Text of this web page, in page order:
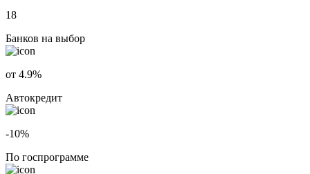
18
Банков на выбор
от 4.9%
Автокредит
-10%
По госпрограмме